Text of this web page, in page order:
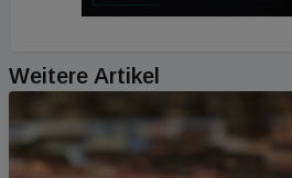
Weitere Artikel